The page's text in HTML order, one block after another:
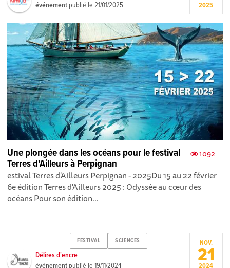
événement publié le21/01/2025 2025
1092
Une plongée dans les océans pour le festival
Terres d'Ailleurs à Perpignan
estival Terres d'Ailleurs Perpignan - 2025Du 15 au 22 février
6e édition Terres d'Ailleurs 2025 : Odyssée au cœur des
océans Pour son édition...
FESTIVAL SCIENCES
Délires d'encre
événement publié le19/11/2024
NOV.
21
2024